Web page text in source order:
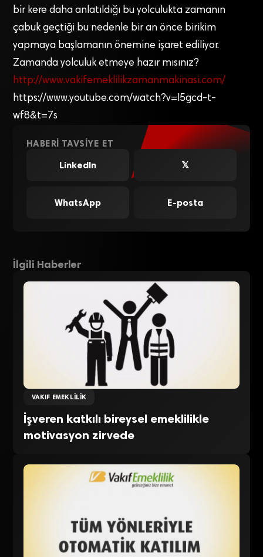
bir kere daha anlatıldığı bu yolculukta zamanın
çabuk geçtiği bu nedenle bir an önce birikim
yapmaya başlamanın önemine işaret ediliyor.
Zamanda yolculuk etmeye hazır mısınız?
http://www.vakifemeklilikzamanmakinasi.com/
https://www.youtube.com/watch?v=I5gcd-t-
wf8&t=7s
HABERI TAVSIYE ET
LinkedIn
𝕏
WhatsApp E-posta
İlgili Haberler
VAKIF EMEKLILIK
İşveren katkılı bireysel emeklilikle
motivasyon zirvede